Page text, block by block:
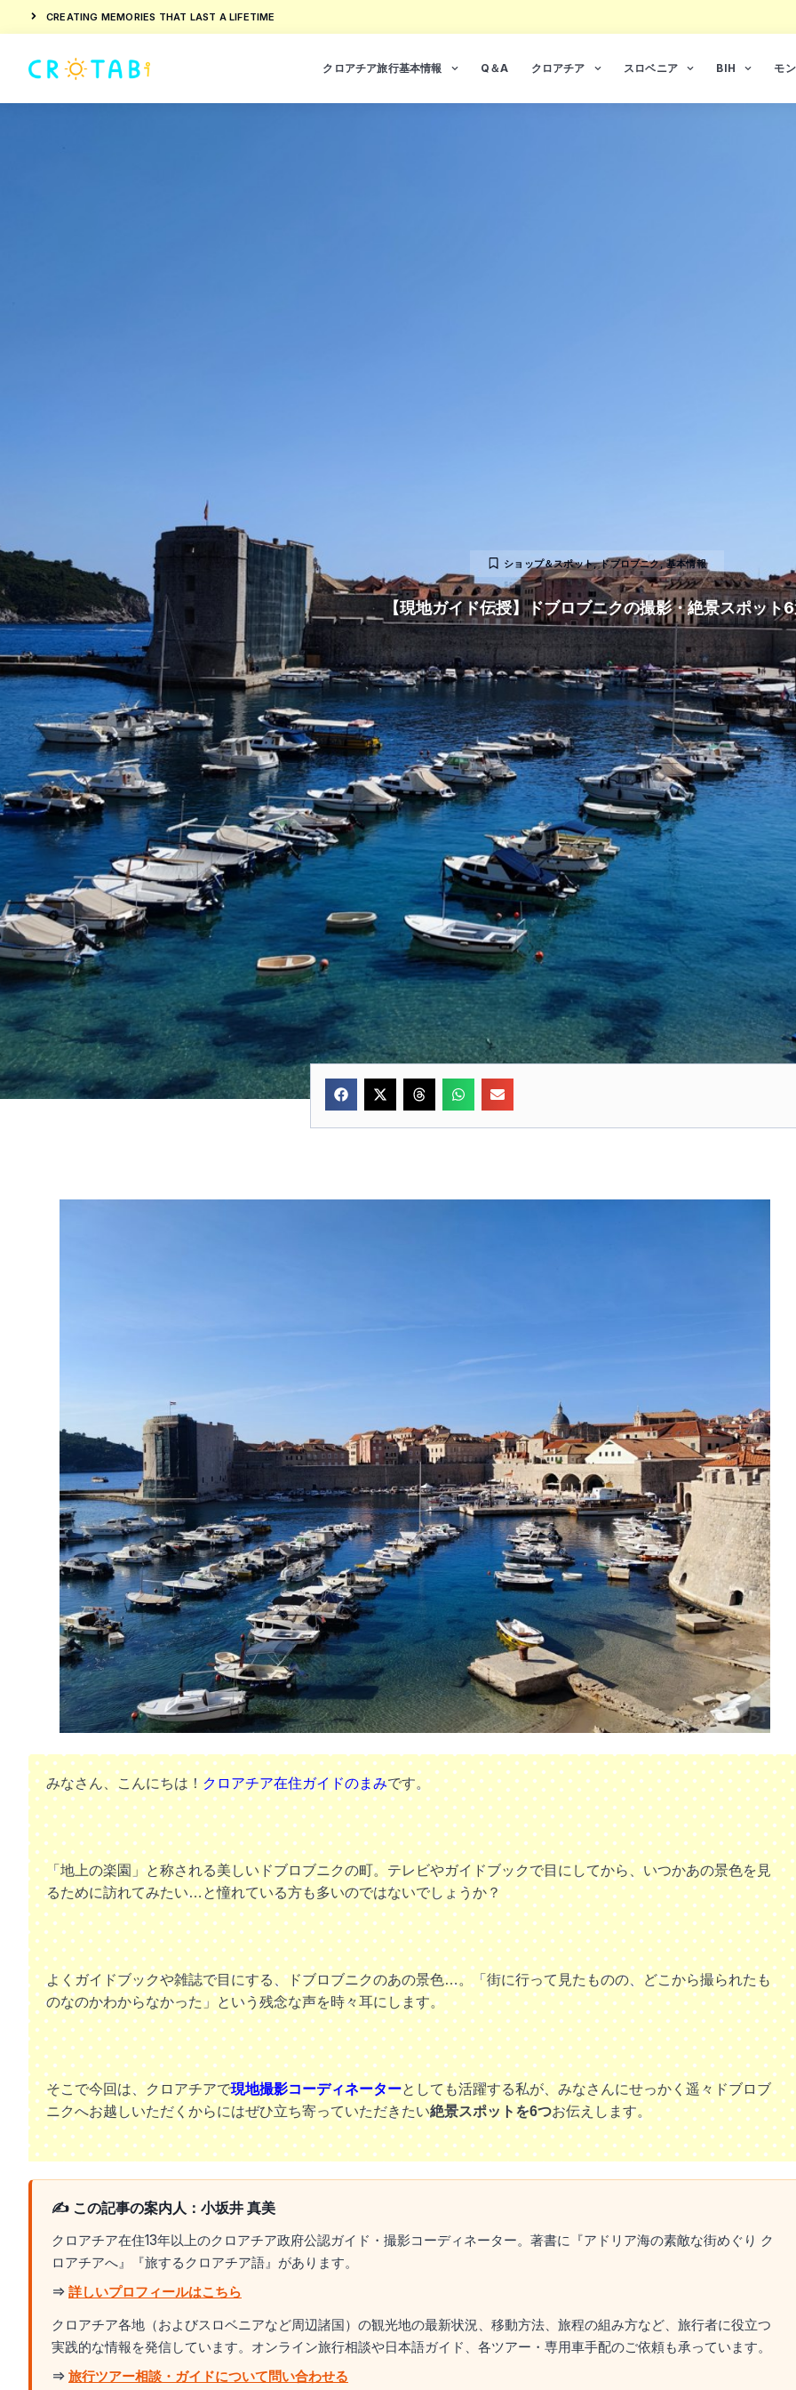
CREATING MEMORIES THAT LAST A LIFETIME
クロアチア旅行基本情報 Q＆A クロアチア スロベニア BIH モ
ショップ＆スポット,ドブロブニク,基本情報
【現地ガイド伝授】ドブロブニクの撮影・絶景スポット
みなさん、こんにちは！ クロアチア在住ガイドのまみです。
「地上の楽園」と称される美しいドブロブニクの町。 テレビやガイドブックで目にしてから、いつかあの景色を見
るために訪れてみたい…と憧れている方も多いのではないでしょうか？
よくガイドブックや雑誌で目にする、ドブロブニクのあの景色…。
「街に行って見たものの、どこから撮られたも
のなのかわからなかった」という残念な声を時々耳にします。
そこで今回は、クロアチアで現地撮影コーディネーターとしても活躍する私が、みなさんにせっかく遥々ドブロブ
ニクへお越しいただくからにはぜひ立ち寄っていただきたい絶景スポットを6つお伝えします。
✍️ この記事の案内人：小坂井 真美
クロアチア在住13年以上のクロアチア政府公認ガイド・撮影コーディネーター。著書に『アドリア海の素敵な街めぐり ク
ロアチアへ』『旅するクロアチア語』があります。
⇒ 詳しいプロフィールはこちら
クロアチア各地（およびスロベニアなど周辺諸国）の観光地の最新状況、移動方法、旅程の組み方など、旅行者に役立つ
実践的な情報を発信しています。オンライン旅行相談や日本語ガイド、各ツアー・専用車手配のご依頼も承っています。
⇒ 旅行ツアー相談・ガイドについて問い合わせる